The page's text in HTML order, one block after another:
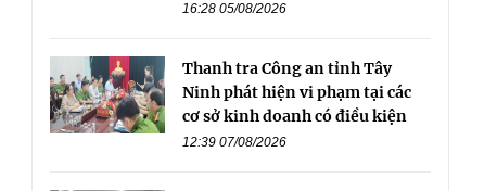
16:28 05/08/2026
Thanh tra Công an tỉnh Tây
Ninh phát hiện vi phạm tại các
cơ sở kinh doanh có điều kiện
12:39 07/08/2026